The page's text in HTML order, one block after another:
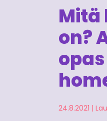
Mitä
on?
opas
24.8.2021 |